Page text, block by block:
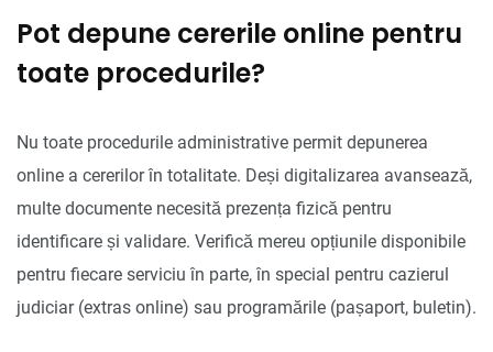
Pot depune cererile online pentru
toate procedurile?
Nu toate procedurile administrative permit depunerea
online a cererilor în totalitate. Deși digitalizarea avansează,
multe documente necesită prezența fizică pentru
identificare și validare. Verifică mereu opțiunile disponibile
pentru fiecare serviciu în parte, în special pentru cazierul
judiciar (extras online) sau programările (pașaport, buletin).